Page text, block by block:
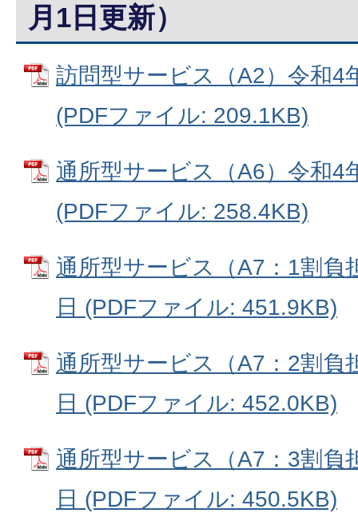
月1日更新）
訪問型サービス（A2）令和4
(PDFファイル: 209.1KB)
通所型サービス（A6）令和4
(PDFファイル: 258.4KB)
通所型サービス（A7：1割負
日 (PDFファイル: 451.9KB)
通所型サービス（A7：2割負
日 (PDFファイル: 452.0KB)
通所型サービス（A7：3割負
日 (PDFファイル: 450.5KB)